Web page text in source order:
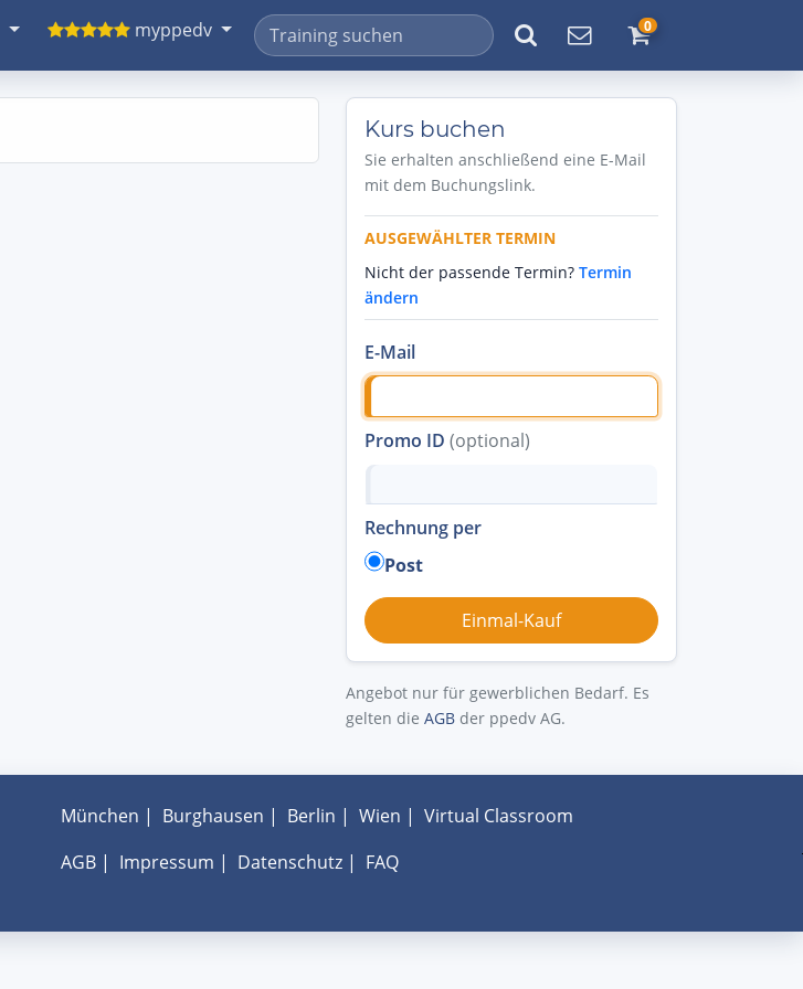
myppedv 0
Kurs buchen
Sie erhalten anschließend eine E-Mail
mit dem Buchungslink.
AUSGEWÄHLTER TERMIN
Nicht der passende Termin? Termin
ändern
E-Mail
Promo ID (optional)
Rechnung per
Post
Angebot nur für gewerblichen Bedarf. Es
gelten die AGB der ppedv AG.
München | Burghausen | Berlin | Wien | Virtual Classroom
AGB| Impressum | Datenschutz| FAQ